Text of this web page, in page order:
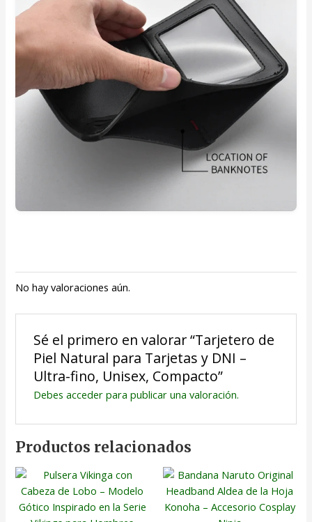
No hay valoraciones aún.
Sé el primero en valorar “Tarjetero de
Piel Natural para Tarjetas y DNI –
Ultra-fino, Unisex, Compacto”
Debes accederpara publicar una valoración.
Productos relacionados